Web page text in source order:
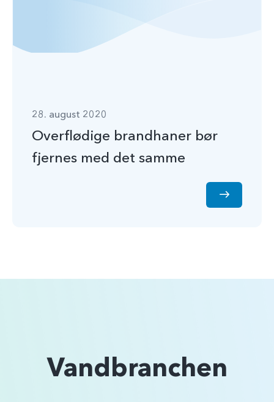
28. august 2020
Overflødige brandhaner bør
fjernes med det samme
Vandbranchen